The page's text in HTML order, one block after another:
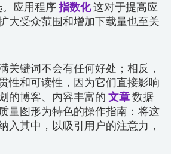
。应用程序指数化这对于提高应
大受众范围和增加下载量也至关
关键词不会有任何好处；相反，
性和可读性，因为它们直接影响
的博客、内容丰富的 文章数据
量图形为特色的操作指南：将这
入其中，以吸引用户的注意力，